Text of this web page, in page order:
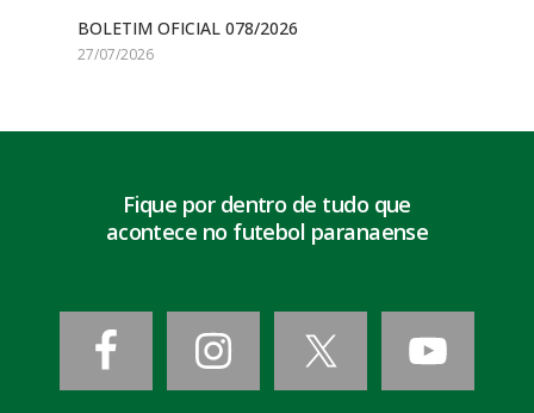
BOLETIM OFICIAL 078/2026
27/07/2026
Fique por dentro de tudo que
acontece no futebol paranaense